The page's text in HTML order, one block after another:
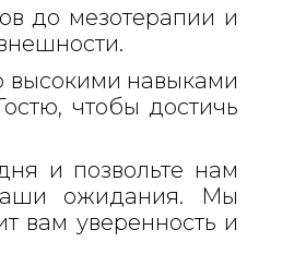
до мезотерапии и
высокими навыками
чтобы достичь
и позвольте нам
ожидания. Мы
вам уверенность и